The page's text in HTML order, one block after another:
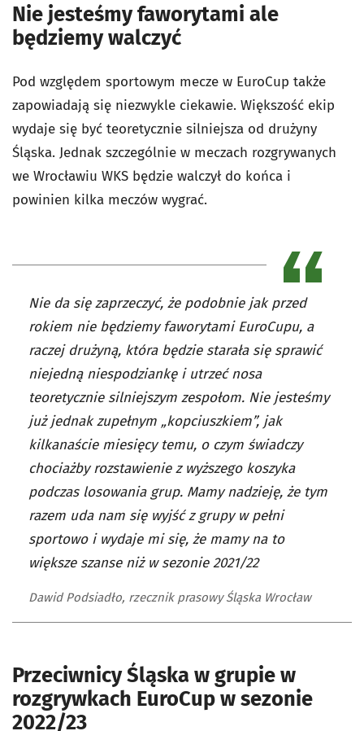
Nie jesteśmy faworytami ale
będziemy walczyć
Pod względem sportowym mecze w EuroCup także
zapowiadają się niezwykle ciekawie. Większość ekip
wydaje się być teoretycznie silniejsza od drużyny
Śląska. Jednak szczególnie w meczach rozgrywanych
we Wrocławiu WKS będzie walczył do końca i
powinien kilka meczów wygrać.
Nie da się zaprzeczyć, że podobnie jak przed
rokiem nie będziemy faworytami EuroCupu, a
raczej drużyną, która będzie starała się sprawić
niejedną niespodziankę i utrzeć nosa
teoretycznie silniejszym zespołom. Nie jesteśmy
już jednak zupełnym „kopciuszkiem”, jak
kilkanaście miesięcy temu, o czym świadczy
chociażby rozstawienie z wyższego koszyka
podczas losowania grup. Mamy nadzieję, że tym
razem uda nam się wyjść z grupy w pełni
sportowo i wydaje mi się, że mamy na to
większe szanse niż w sezonie 2021/22
Dawid Podsiadło, rzecznik prasowy Śląska Wrocław
Przeciwnicy Śląska w grupie w
rozgrywkach EuroCup w sezonie
2022/23